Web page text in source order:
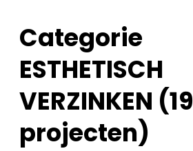
Categorie
ESTHETISCH
VERZINKEN (19
projecten)